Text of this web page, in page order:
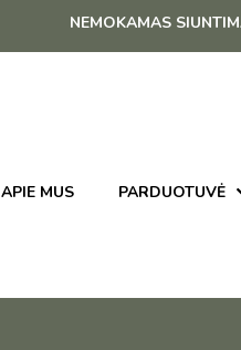
NEMOKAMAS SIUNTIMAS
APIE MUS PARDUOTUVĖ